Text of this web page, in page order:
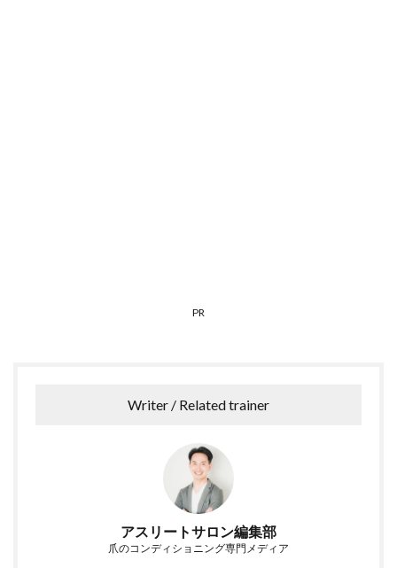
PR
Writer / Related trainer
アスリートサロン編集部
爪のコンディショニング専門メディア